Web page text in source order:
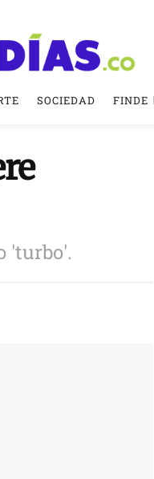
SOCIEDAD FINDE
'turbo'.